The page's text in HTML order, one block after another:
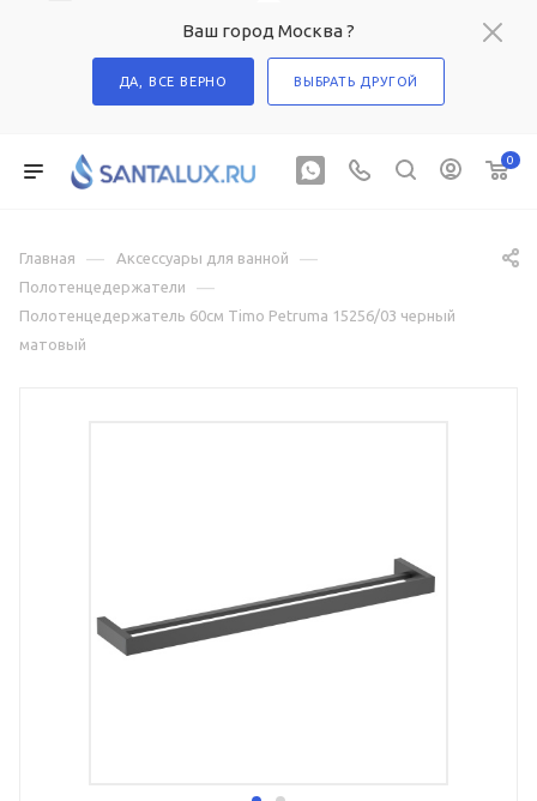
Ваш город Москва ?
ДА, ВСЕ ВЕРНО ВЫБРАТЬ ДРУГОЙ
0
Главная — Аксессуары для ванной —
Полотенцедержатели —
Полотенцедержатель 60см Timo Petruma 15256/03 черный
матовый